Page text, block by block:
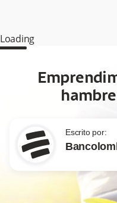
Loading
Escrito por: